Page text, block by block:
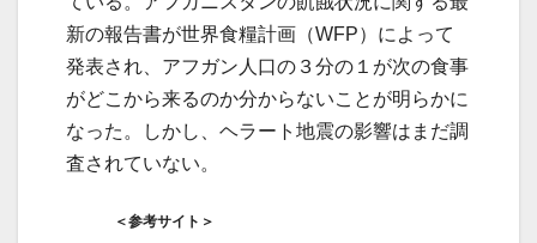
新の報告書が世界食糧計画（WFP）によって
発表され、アフガン人口の３分の１が次の食事
がどこから来るのか分からないことが明らかに
なった。しかし、ヘラート地震の影響はまだ調
査されていない。
＜参考サイト＞